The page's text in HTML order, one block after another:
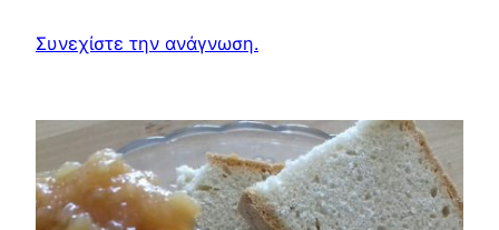
Συνεχίστε την ανάγνωση.